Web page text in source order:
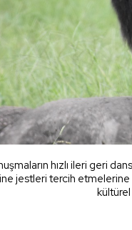
hızlı ileri geri
jestleri tercih etmelerine
kültürel